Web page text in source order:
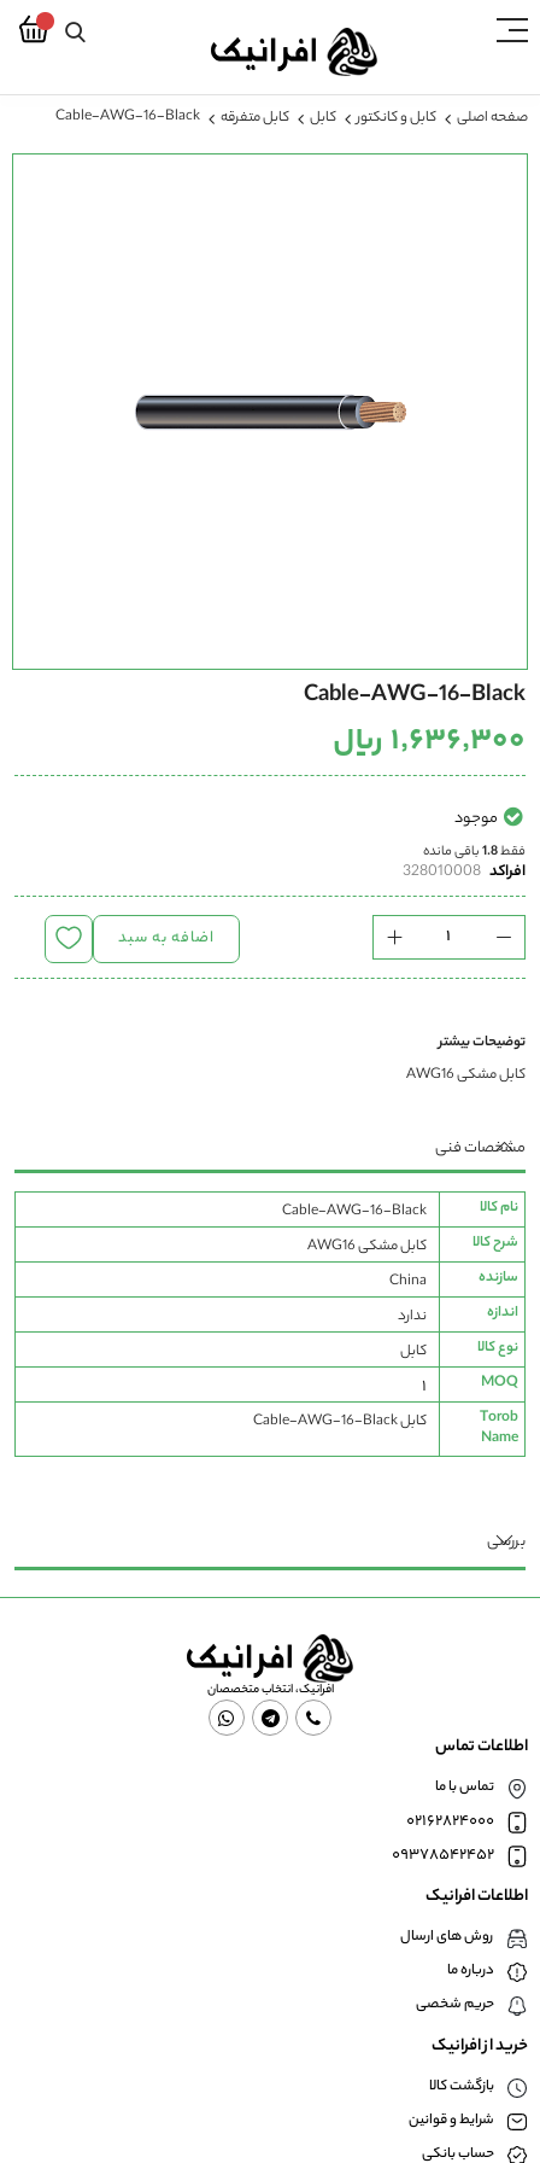
صفحه اصلی کابل و کانکتور کابل کابل متفرقه
Cable-AWG-16-Black
رفتن
رفتن
به
گالری
Cable-AWG-16-Black
۱٬۶۳۶٬۳۰۰ ریال
موجود
فقط1.8باقی مانده
افراکد 328010008
اضافه به سبد
توضیحات بیشتر
کابل مشکی AWG16
مشخصات فنی
مشخصات
فنی
نام کالا
Cable-AWG-16-Black
شرح کالا
کابل مشکی AWG16
سازنده
China
اندازه
ندارد
نوع کالا
کابل
MOQ
1
Torob
Name
کابل Cable-AWG-16-Black
بررسی
افرانیک، انتخاب متخصصان
اطلاعات تماس
تماس با ما
02162824000
09378542452
اطلاعات افرانیک
روش های ارسال
درباره ما
حریم شخصی
خرید از افرانیک
بازگشت کالا
شرایط و قوانین
حساب بانکی